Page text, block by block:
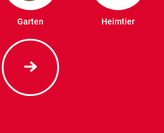
Garten Heimtier